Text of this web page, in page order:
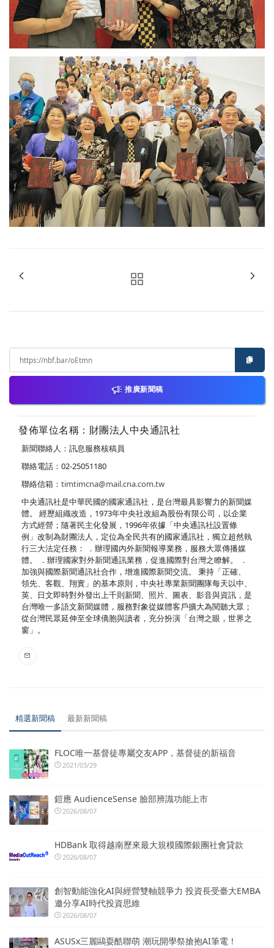
推廣新聞稿
發佈單位名稱：財團法人中央通訊社
新聞聯絡人：訊息服務核稿員
聯絡電話：02-25051180
聯絡信箱： timtimcna@mail.cna.com.tw
中央通訊社是中華民國的國家通訊社，是台灣最具影響力的新聞媒
體。 經歷組織改造，1973年中央社改組為股份有限公司，以企業
方式經營；隨著民主化發展，1996年依據「中央通訊社設置條
例」改制為財團法人，定位為全民共有的國家通訊社，獨立超然執
行三大法定任務： ．辦理國內外新聞報導業務，服務大眾傳播媒
體。 ．辦理國家對外新聞通訊業務，促進國際對台灣之瞭解。 ．
加強與國際新聞通訊社合作，增進國際新聞交流。 秉持「正確、
領先、客觀、翔實」的基本原則，中央社專業新聞團隊每天以中、
英、日文即時對外發出上千則新聞、照片、圖表、影音與資訊，是
台灣唯一多語文新聞媒體，服務對象從媒體客戶擴大為閱聽大眾；
從台灣民眾延伸至全球僑胞與讀者，充分扮演「台灣之眼，世界之
窗」。
精選新聞稿 最新新聞稿
FLOC唯一基督徒專屬交友APP，基督徒的新福音
2021/03/29
鎧應 AudienceSense 臉部辨識功能上市
2026/08/07
HDBank 取得越南歷來最大規模國際銀團社會貸款
2026/08/07
創智動能強化AI與經營雙軸競爭力 投資長受臺大EMBA
邀分享AI時代投資思維
2026/08/07
ASUSx三麗鷗耍酷聯萌 潮玩開學祭搶抱AI筆電！